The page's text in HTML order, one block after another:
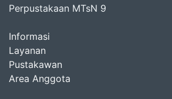
Perpustakaan MTsN 9
Informasi
Layanan
Pustakawan
Area Anggota